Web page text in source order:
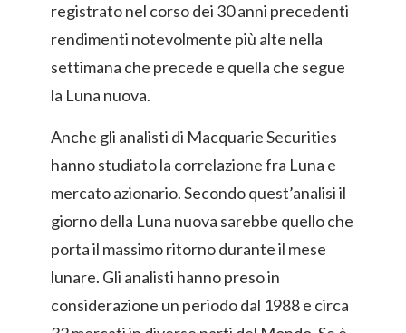
registrato nel corso dei 30 anni precedenti
rendimenti notevolmente più alte nella
settimana che precede e quella che segue
la Luna nuova.
Anche gli analisti di Macquarie Securities
hanno studiato la correlazione fra Luna e
mercato azionario. Secondo quest’analisi il
giorno della Luna nuova sarebbe quello che
porta il massimo ritorno durante il mese
lunare. Gli analisti hanno preso in
considerazione un periodo dal 1988 e circa